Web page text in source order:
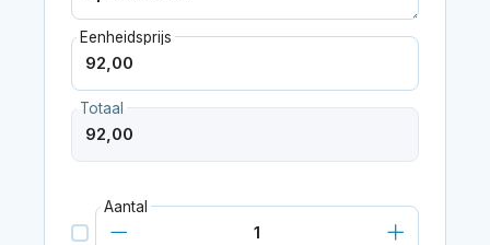
Eenheidsprijs
Totaal
Aantal